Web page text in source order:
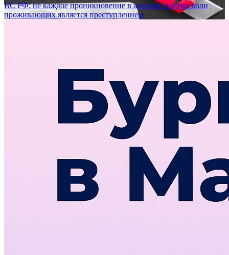
ВС РФ: не каждое проникновение в жилище против воли
проживающих является преступлением